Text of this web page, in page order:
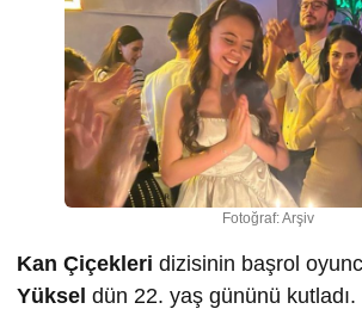
Fotoğraf: Arşiv
Kan Çiçekleri dizisinin başrol
Yüksel dün 22. yaş gününü kutladı.